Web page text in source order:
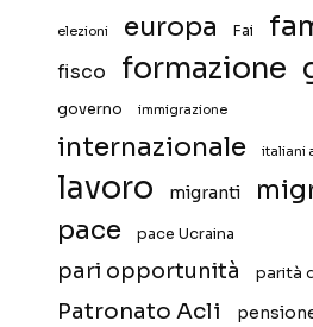
elezioni europa Fai
fisco formazione
governo immigrazione
internazionale italiani
lavoro migranti
pace
pace Ucraina
pari opportunità parità
Patronato Acli